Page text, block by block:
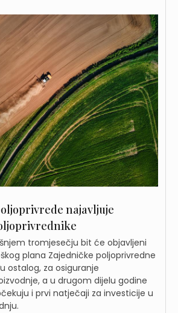
najavljuje
tromjesečju bit će objavljeni
plana Zajedničke poljoprivredne
ostalog, za osiguranje
a u drugom dijelu godine
i prvi natječaji za investicije u